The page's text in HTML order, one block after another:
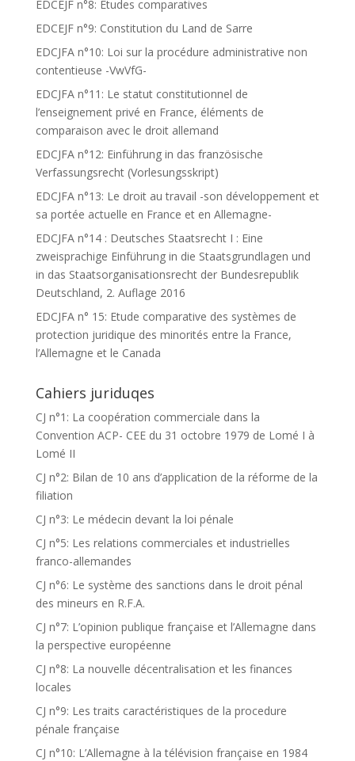
EDCEJF n°8: Etudes comparatives
EDCEJF n°9: Constitution du Land de Sarre
EDCJFA n°10: Loi sur la procédure administrative non
contentieuse -VwVfG-
EDCJFA n°11: Le statut constitutionnel de
l’enseignement privé en France, éléments de
comparaison avec le droit allemand
EDCJFA n°12: Einführung in das französische
Verfassungsrecht (Vorlesungsskript)
EDCJFA n°13: Le droit au travail -son développement et
sa portée actuelle en France et en Allemagne-
EDCJFA n°14 : Deutsches Staatsrecht I : Eine
zweisprachige Einführung in die Staatsgrundlagen und
in das Staatsorganisationsrecht der Bundesrepublik
Deutschland, 2. Auflage 2016
EDCJFA n° 15: Etude comparative des systèmes de
protection juridique des minorités entre la France,
l’Allemagne et le Canada
Cahiers juriduqes
CJ n°1: La coopération commerciale dans la
Convention ACP- CEE du 31 octobre 1979 de Lomé I à
Lomé II
CJ n°2: Bilan de 10 ans d’application de la réforme de la
filiation
CJ n°3: Le médecin devant la loi pénale
CJ n°5: Les relations commerciales et industrielles
franco-allemandes
CJ n°6: Le système des sanctions dans le droit pénal
des mineurs en R.F.A.
CJ n°7: L’opinion publique française et l’Allemagne dans
la perspective européenne
CJ n°8: La nouvelle décentralisation et les finances
locales
CJ n°9: Les traits caractéristiques de la procedure
pénale française
CJ n°10: L’Allemagne à la télévision française en 1984